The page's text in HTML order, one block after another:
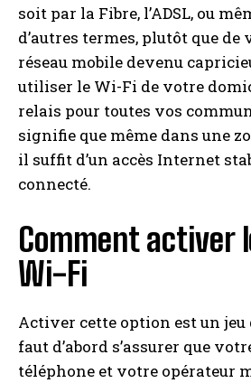
soit par la Fibre, l’ADSL, ou
d’autres termes, plutôt que de
réseau mobile devenu
utiliser le Wi-Fi de votre
relais pour toutes vos
signifie que même dans une
il suffit d’un accès Internet
connecté.
Comment activer
Wi-Fi
Activer cette option est un jeu
faut d’abord s’assurer que
téléphone et votre opérateur